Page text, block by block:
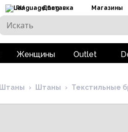
RU Доставка Магазины
Женщины Outlet
Штаны › Штаны › Текстильные